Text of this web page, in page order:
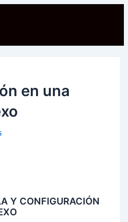
en una
Y CONFIGURACIÓN